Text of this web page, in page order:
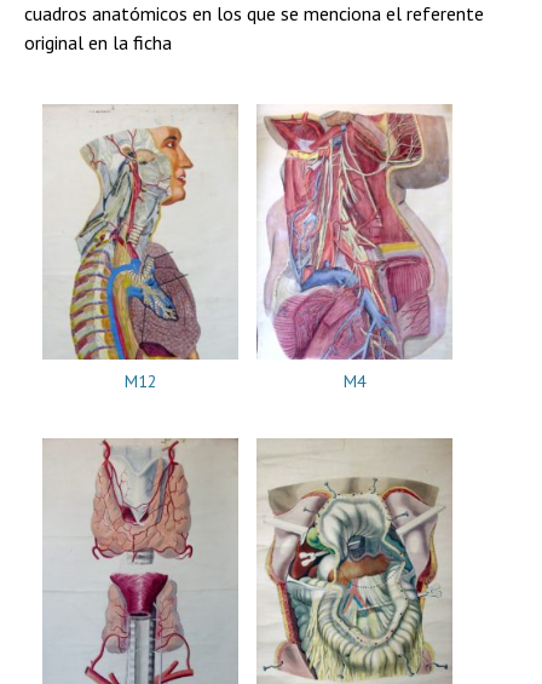
cuadros anatómicos en los que se menciona el referente
original en la ficha
M12 M4